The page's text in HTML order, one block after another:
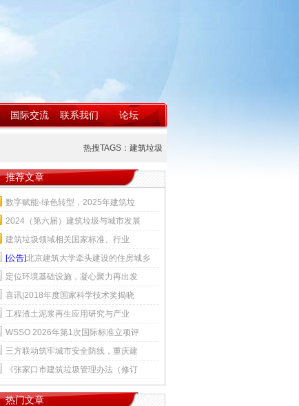
国际交流 联系我们 论坛
热搜TAGS： 建筑垃圾
推荐文章
数字赋能·绿色转型，2025年建筑垃
2024（第六届）建筑垃圾与城市发展
建筑垃圾领域相关国家标准、行业
[公告]北京建筑大学牵头建设的住房城乡
定位环境基础设施，凝心聚力再出发
喜讯|2018年度国家科学技术奖揭晓
工程渣土泥浆再生应用研究与产业
WSSO 2026年第1次国际标准立项评
三方联动筑牢城市安全防线，重庆建
《张家口市建筑垃圾管理办法（修订
热门文章